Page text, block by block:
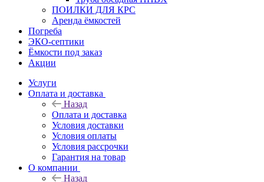
ПОИЛКИ ДЛЯ КРС
Аренда ёмкостей
Погреба
ЭКО-септики
Ёмкости под заказ
Акции
Услуги
Оплата и доставка
Назад
Оплата и доставка
Условия доставки
Условия оплаты
Условия рассрочки
Гарантия на товар
О компании
Назад